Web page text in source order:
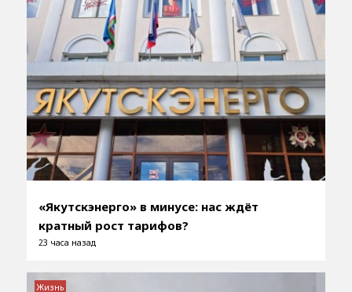
«Якутскэнерго» в минусе: нас ждёт
кратный рост тарифов?
23 часа назад
Жизнь